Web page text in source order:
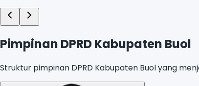
Pimpinan DPRD Kabupaten Buol
Struktur pimpinan DPRD Kabupaten Buol yang